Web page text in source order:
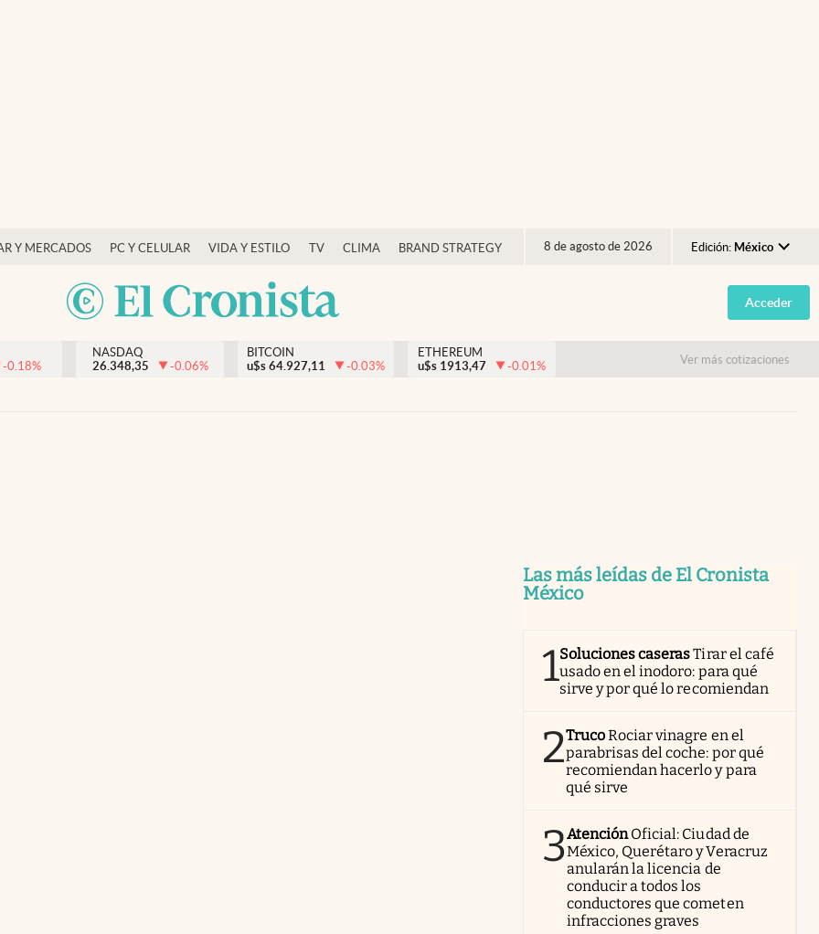
Y MERCADOS PC Y CELULAR VIDA Y ESTILO TV CLIMA BRAND STRATEGY 8 de agosto de 2026 Edición: México
Argentina
España
USA
Acceder
-0.18%
NASDAQ
26.348,35
-0.06%
BITCOIN
u$s 64.927,11 -0.03%
ETHEREUM
u$s 1913,47 -0.01% Ver más cotizaciones
Las más leídas de El Cronista
México
1Soluciones caserasTirar el café
usado en el inodoro: para qué
sirve y por qué lo recomiendan
2TrucoRociar vinagre en el
parabrisas del coche: por qué
recomiendan hacerlo y para
qué sirve
3AtenciónOficial: Ciudad de
México, Querétaro y Veracruz
anularán la licencia de
conducir a todos los
conductores que cometen
infracciones graves